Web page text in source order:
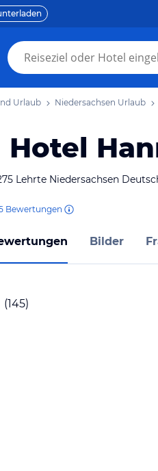
Urlaub Niedersachsen Urlaub
Hotel
Lehrte Niedersachsen
Bewertungen
Bilder
(145)